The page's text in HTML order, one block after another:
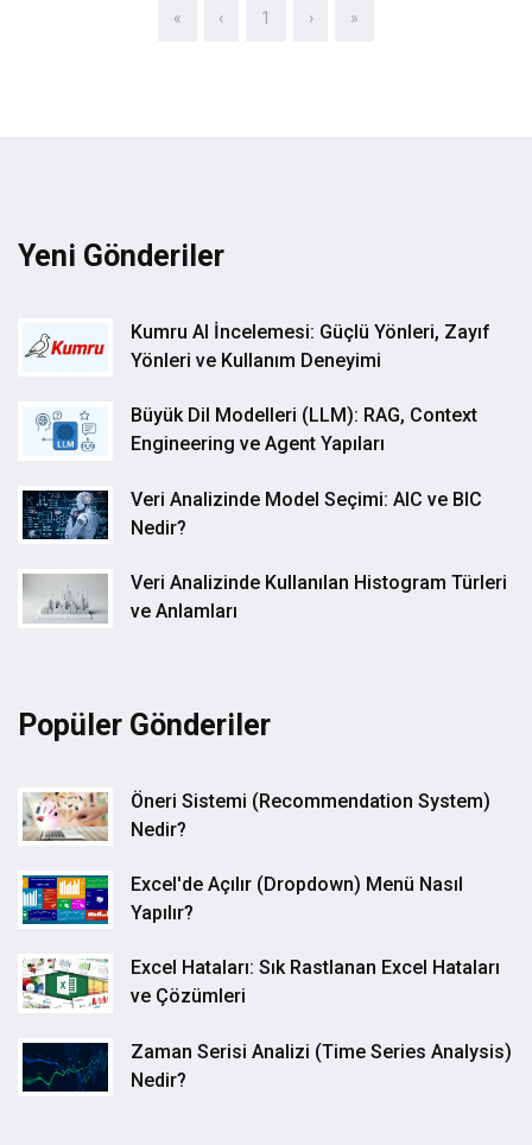
« ‹ 1 › »
Yeni Gönderiler
Kumru AI İncelemesi: Güçlü Yönleri, Zayıf
Yönleri ve Kullanım Deneyimi
Büyük Dil Modelleri (LLM): RAG, Context
Engineering ve Agent Yapıları
Veri Analizinde Model Seçimi: AIC ve BIC
Nedir?
Veri Analizinde Kullanılan Histogram Türleri
ve Anlamları
Popüler Gönderiler
Öneri Sistemi (Recommendation System)
Nedir?
Excel'de Açılır (Dropdown) Menü Nasıl
Yapılır?
Excel Hataları: Sık Rastlanan Excel Hataları
ve Çözümleri
Zaman Serisi Analizi (Time Series Analysis)
Nedir?